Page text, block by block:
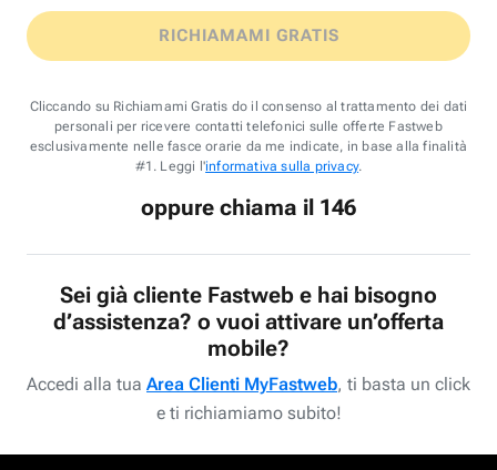
RICHIAMAMI GRATIS
Cliccando su Richiamami Gratis do il consenso al trattamento dei dati
personali per ricevere contatti telefonici sulle offerte Fastweb
esclusivamente nelle fasce orarie da me indicate, in base alla finalità
#1. Leggi l'informativa sulla privacy.
oppure chiama il 146
Sei già cliente Fastweb e hai bisogno
d’assistenza? o vuoi attivare un’offerta
mobile?
Accedi alla tua Area Clienti MyFastweb, ti basta un click
e ti richiamiamo subito!